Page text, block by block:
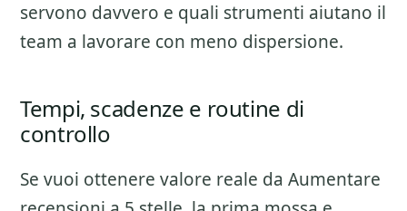
servono davvero e quali strumenti aiutano il
team a lavorare con meno dispersione.
Tempi, scadenze e routine di
controllo
Se vuoi ottenere valore reale da Aumentare